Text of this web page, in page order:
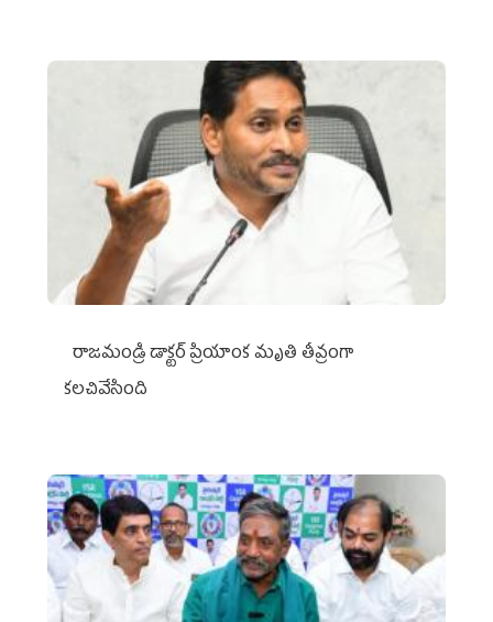
రాజమండ్రి డాక్టర్‌ ప్రియాంక మృతి తీవ్రంగా
కలచివేసింది